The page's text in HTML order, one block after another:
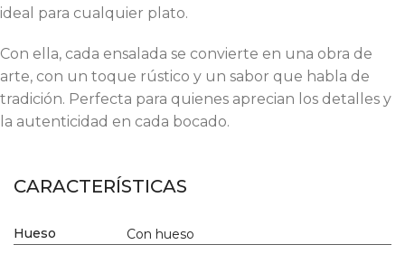
ideal para cualquier plato.
Con ella, cada ensalada se convierte en una obra de
arte, con un toque rústico y un sabor que habla de
tradición. Perfecta para quienes aprecian los detalles y
la autenticidad en cada bocado.
CARACTERÍSTICAS
Hueso
Con hueso